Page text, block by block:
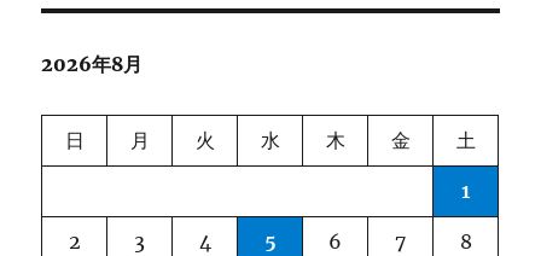
の
テ
番
2026年8月
日 月 火 水 木 金 土
1
2 3 4 5 6 7 8